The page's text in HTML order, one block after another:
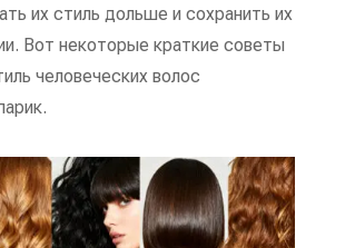
их стиль дольше и сохранить их
Вот некоторые краткие советы
человеческих волос